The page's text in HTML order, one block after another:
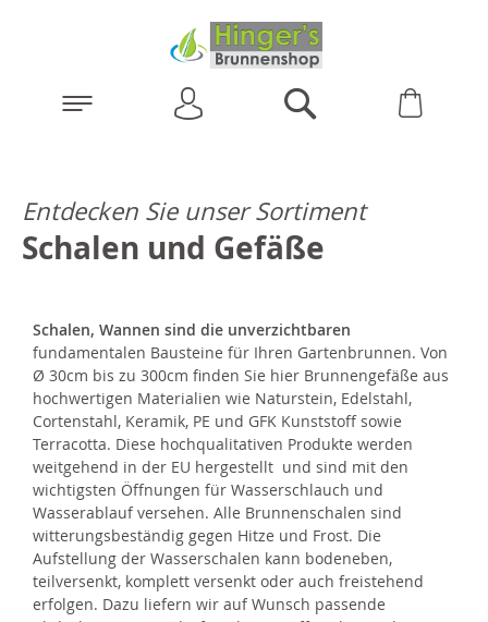
Entdecken Sie unser Sortiment
Schalen und Gefäße
Schalen, Wannen sind die unverzichtbaren
fundamentalen Bausteine für Ihren Gartenbrunnen. Von
Ø 30cm bis zu 300cm finden Sie hier Brunnengefäße aus
hochwertigen Materialien wie Naturstein, Edelstahl,
Cortenstahl, Keramik, PE und GFK Kunststoff sowie
Terracotta. Diese hochqualitativen Produkte werden
weitgehend in der EU hergestellt und sind mit den
wichtigsten Öffnungen für Wasserschlauch und
Wasserablauf versehen. Alle Brunnenschalen sind
witterungsbeständig gegen Hitze und Frost. Die
Aufstellung der Wasserschalen kann bodeneben,
teilversenkt, komplett versenkt oder auch freistehend
erfolgen. Dazu liefern wir auf Wunsch passende